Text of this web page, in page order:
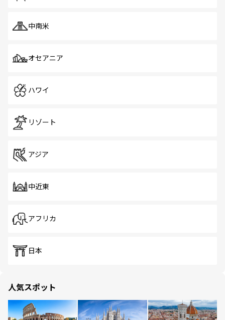
中南米
オセアニア
ハワイ
リゾート
アジア
中近東
アフリカ
日本
人気スポット